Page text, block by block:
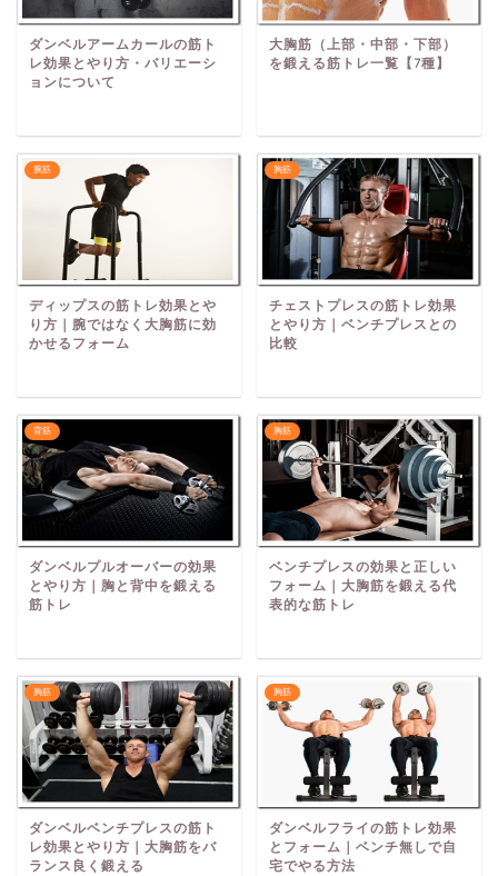
ダンベルアームカールの筋ト
レ効果とやり方・バリエーシ
ョンについて
大胸筋（上部・中部・下部）
を鍛える筋トレ一覧【7種】
腕筋
ディップスの筋トレ効果とや
り方｜腕ではなく大胸筋に効
かせるフォーム
胸筋
チェストプレスの筋トレ効果
とやり方｜ベンチプレスとの
比較
背筋
ダンベルプルオーバーの効果
とやり方｜胸と背中を鍛える
筋トレ
胸筋
ベンチプレスの効果と正しい
フォーム｜大胸筋を鍛える代
表的な筋トレ
胸筋
ダンベルベンチプレスの筋ト
レ効果とやり方｜大胸筋をバ
ランス良く鍛える
胸筋
ダンベルフライの筋トレ効果
とフォーム｜ベンチ無しで自
宅でやる方法